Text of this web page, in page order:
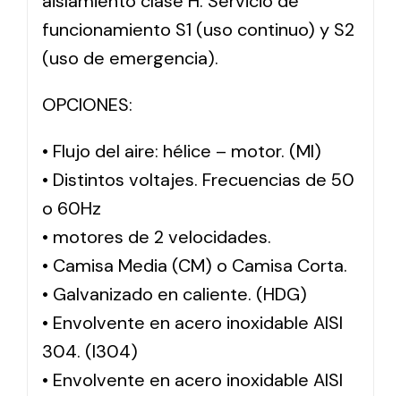
funcionamiento S1 (uso continuo) y S2
(uso de emergencia).
OPCIONES:
• Flujo del aire: hélice – motor. (MI)
• Distintos voltajes. Frecuencias de 50
o 60Hz
• motores de 2 velocidades.
• Camisa Media (CM) o Camisa Corta.
• Galvanizado en caliente. (HDG)
• Envolvente en acero inoxidable AISI
304. (I304)
• Envolvente en acero inoxidable AISI